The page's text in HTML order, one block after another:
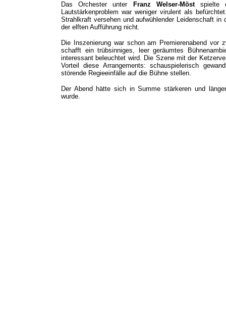
Das Orchester unter Franz Welser-Möst spielte
Lautstärkenproblem war weniger virulent als
Strahlkraft versehen und aufwühlender Leidenschaft in
der elften Aufführung nicht.
Die Inszenierung war schon am Premierenabend vor
schafft ein trübsinniges, leer geräumtes
interessant beleuchtet wird. Die Szene mit der
Vorteil diese Arrangements: schauspielerisch
störende Regieeinfälle auf die Bühne stellen.
Der Abend hätte sich in Summe stärkeren und
wurde.